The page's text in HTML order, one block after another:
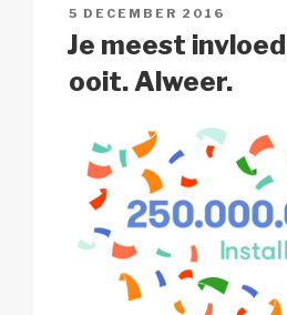
k
o
k
p
GEPLAATST
OP
5 DECEMBER 2016
Je meest
ooit. Alweer.